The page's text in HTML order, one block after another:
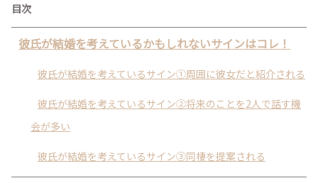
目次
彼氏が結婚を考えているかもしれないサインはコレ！
彼氏が結婚を考えているサイン①周囲に彼女だと紹介される
彼氏が結婚を考えているサイン②将来のことを2人で話す機
会が多い
彼氏が結婚を考えているサイン③同棲を提案される